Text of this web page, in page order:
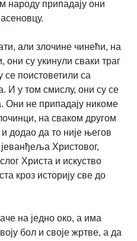
народу припадају они
али злочине чинећи, на
они су укинули сваки траг
се поистоветили са
И у том смислу, они су се
Они не припадају никоме
на сваком другом
и додао да то није његов
Христовог,
Христа и искуство
кроз историју све до
на једно око, а има
бол и своје жртве, а да